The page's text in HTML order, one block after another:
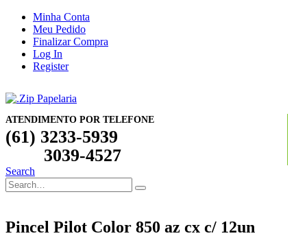
Minha Conta
Meu Pedido
Finalizar Compra
Log In
Register
ATENDIMENTO POR TELEFONE
(61) 3233-5939
3039-4527
Search
Pincel Pilot Color 850 az cx c/ 12un